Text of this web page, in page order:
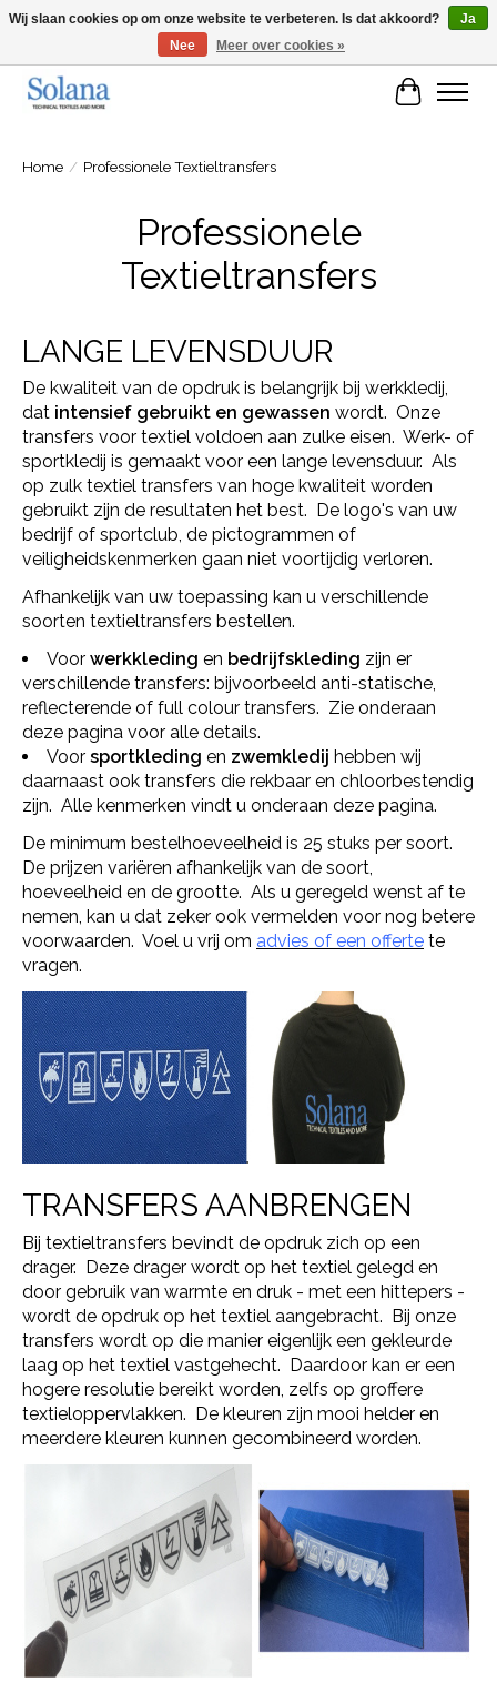
Website voor zakelijke klanten
Home / Professionele Textieltransfers
Professionele
Textieltransfers
LANGE LEVENSDUUR
De kwaliteit van de opdruk is belangrijk bij werkkledij,
dat intensief gebruikt en gewassen wordt. Onze
transfers voor textiel voldoen aan zulke eisen. Werk- of
sportkledij is gemaakt voor een lange levensduur. Als
op zulk textiel transfers van hoge kwaliteit worden
gebruikt zijn de resultaten het best. De logo's van uw
bedrijf of sportclub, de pictogrammen of
veiligheidskenmerken gaan niet voortijdig verloren.
Afhankelijk van uw toepassing kan u verschillende
soorten textieltransfers bestellen.
Voor werkkleding en bedrijfskleding zijn er
verschillende transfers: bijvoorbeeld anti-statische,
reflecterende of full colour transfers. Zie onderaan
deze pagina voor alle details.
Voor sportkleding en zwemkledij hebben wij
daarnaast ook transfers die rekbaar en chloorbestendig
zijn. Alle kenmerken vindt u onderaan deze pagina.
De minimum bestelhoeveelheid is 25 stuks per soort.
De prijzen variëren afhankelijk van de soort,
hoeveelheid en de grootte. Als u geregeld wenst af te
nemen, kan u dat zeker ook vermelden voor nog betere
voorwaarden. Voel u vrij om advies of een offerte te
vragen.
TRANSFERS AANBRENGEN
Bij textieltransfers bevindt de opdruk zich op een
drager. Deze drager wordt op het textiel gelegd en
door gebruik van warmte en druk - met een hittepers -
wordt de opdruk op het textiel aangebracht. Bij onze
transfers wordt op die manier eigenlijk een gekleurde
laag op het textiel vastgehecht. Daardoor kan er een
hogere resolutie bereikt worden, zelfs op groffere
textieloppervlakken. De kleuren zijn mooi helder en
meerdere kleuren kunnen gecombineerd worden.
Wij slaan cookies op om onze website te verbeteren. Is dat akkoord?
Ja
Nee
Meer over cookies »